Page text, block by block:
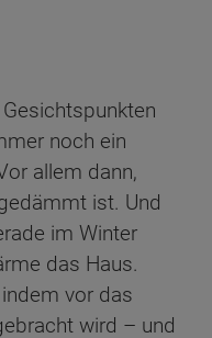
noch ein
allem dann,
ist. Und
im Winter
das Haus.
vor das
wird – und